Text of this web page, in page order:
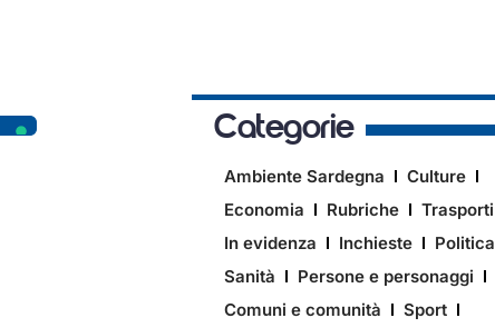
Categorie
Ambiente Sardegna
Culture
Economia
Rubriche
Trasporti
In evidenza
Inchieste
Politica
Sanità
Persone e personaggi
Comuni e comunità
Sport